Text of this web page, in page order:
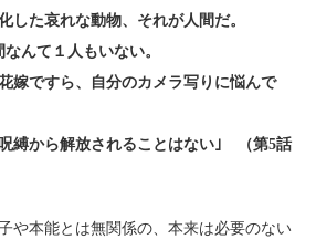
した哀れな動物、それが人間だ。
んて１人もいない。
嫁ですら、自分のカメラ写りに悩んで
縛から解放されることはない｣ （第5話
や本能とは無関係の、本来は必要のない